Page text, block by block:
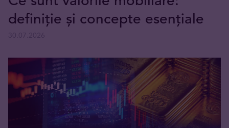
definiție și concepte esențiale